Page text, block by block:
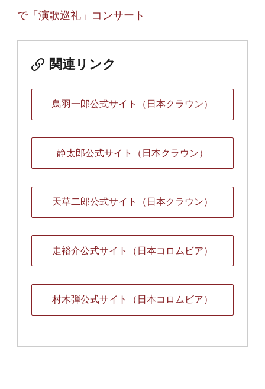
で「演歌巡礼」コンサート
関連リンク
鳥羽一郎公式サイト（日本クラウン）
静太郎公式サイト（日本クラウン）
天草二郎公式サイト（日本クラウン）
走裕介公式サイト（日本コロムビア）
村木弾公式サイト（日本コロムビア）